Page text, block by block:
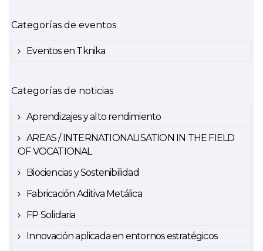
Categorías de eventos
Eventos en Tknika
Categorías de noticias
Aprendizajes y alto rendimiento
AREAS / INTERNATIONALISATION IN THE FIELD
OF VOCATIONAL
Biociencias y Sostenibilidad
Fabricación Aditiva Metálica
FP Solidaria
Innovación aplicada en entornos estratégicos